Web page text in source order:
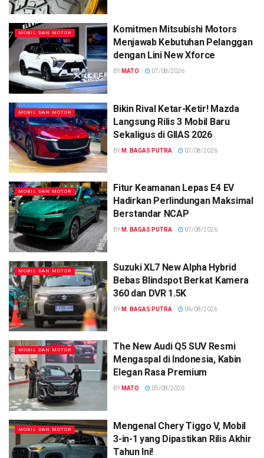
MOBIL DAN MOTOR
Komitmen Mitsubishi Motors
Menjawab Kebutuhan Pelanggan
dengan Lini New Xforce
BY MATO 07/08/2026
MOBIL DAN MOTOR
Bikin Rival Ketar-Ketir! Mazda
Langsung Rilis 3 Mobil Baru
Sekaligus di GIIAS 2026
BY M. BAGAS PUTRA 07/08/2026
MOBIL DAN MOTOR
Fitur Keamanan Lepas E4 EV
Hadirkan Perlindungan Maksimal
Berstandar NCAP
BY M. BAGAS PUTRA 07/08/2026
MOBIL DAN MOTOR
Suzuki XL7 New Alpha Hybrid
Bebas Blindspot Berkat Kamera
360 dan DVR 1.5K
BY M. BAGAS PUTRA 06/08/2026
MOBIL DAN MOTOR
The New Audi Q5 SUV Resmi
Mengaspal di Indonesia, Kabin
Elegan Rasa Premium
BY MATO 05/08/2026
MOBIL DAN MOTOR
Mengenal Chery Tiggo V, Mobil
3-in-1 yang Dipastikan Rilis Akhir
Tahun Ini!